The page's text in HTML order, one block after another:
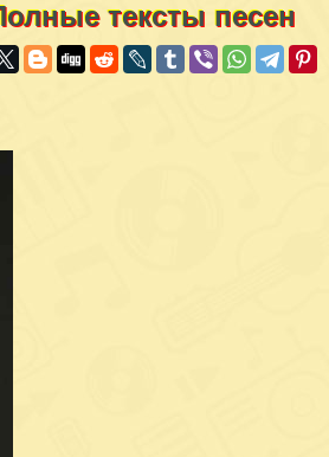
тексты песен